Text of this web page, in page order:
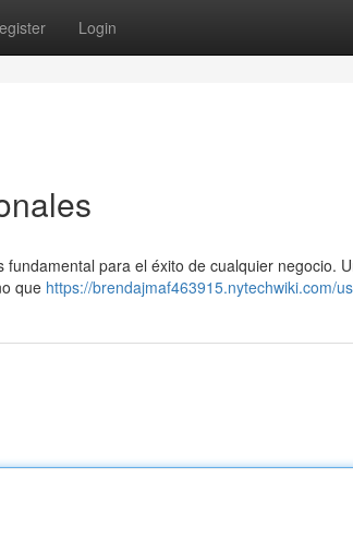
Login
para el éxito de cualquier negocio.
que https://brendajmaf463915.nytechwiki.com/